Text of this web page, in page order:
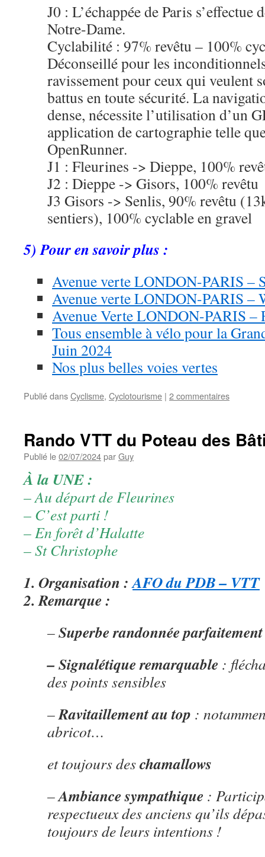
J0 : L’échappée de Paris s’effectue
Notre-Dame.
Cyclabilité : 97% revêtu – 100%
Déconseillé pour les
ravissement pour ceux qui veulent
battus en toute sécurité. La
dense, nécessite l’utilisation d’un
application de cartographie telle
OpenRunner.
J1 : Fleurines -> Dieppe, 100%
J2 : Dieppe -> Gisors, 100% revêtu
J3 Gisors -> Senlis, 90% revêtu
sentiers), 100% cyclable en gravel
5) Pour en savoir plus :
Avenue verte LONDON-PARIS –
Avenue verte LONDON-PARIS –
Avenue Verte LONDON-PARIS –
Tous ensemble à vélo pour la
Juin 2024
Nos plus belles voies vertes
Publié dansCyclisme, Cyclotourisme | 2 commentaires
Rando VTT du Poteau des
Publié le02/07/2024parGuy
À la UNE :
– Au départ de Fleurines
– C’est parti !
– En forêt d’Halatte
– St Christophe
1. Organisation :AFO du PDB – VTT
2. Remarque :
–Superbe randonnée
– Signalétique remarquable :
des points sensibles
–Ravitaillement au top :
abricot…
et toujours deschamallows
–Ambiance sympathique :
respectueux des anciens qu’ils
toujours de leurs intentions !